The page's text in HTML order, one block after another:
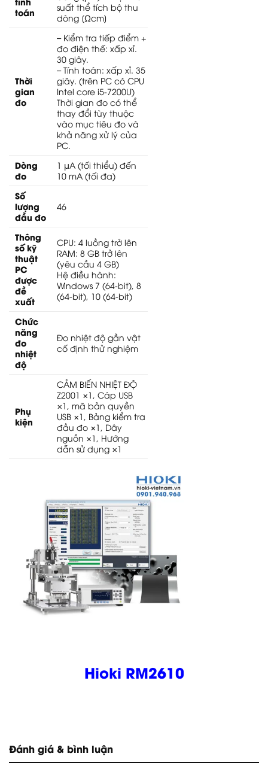
toán
suất thể tích bộ thu
dòng [Ωcm]
Thời
gian
đo
– Kiểm tra tiếp điểm +
đo điện thế: xấp xỉ.
30 giây.
– Tính toán: xấp xỉ. 35
giây. (trên PC có CPU
Intel core i5-7200U)
Thời gian đo có thể
thay đổi tùy thuộc
vào mục tiêu đo và
khả năng xử lý của
PC.
Dòng
đo
1 μA (tối thiểu) đến
10 mA (tối đa)
Số
lượng
đầu đo
46
Thông
số kỹ
thuật
PC
được
đề
xuất
CPU: 4 luồng trở lên
RAM: 8 GB trở lên
(yêu cầu 4 GB)
Hệ điều hành:
Windows 7 (64-bit), 8
(64-bit), 10 (64-bit)
Chức
năng
đo
nhiệt
độ
Đo nhiệt độ gần vật
cố định thử nghiệm
Phụ
kiện
CẢM BIẾN NHIỆT ĐỘ
Z2001 ×1, Cáp USB
×1, mã bản quyền
USB ×1, Bảng kiểm tra
đầu đo ×1, Dây
nguồn ×1, Hướng
dẫn sử dụng ×1
Hioki RM2610
Đánh giá & bình luận